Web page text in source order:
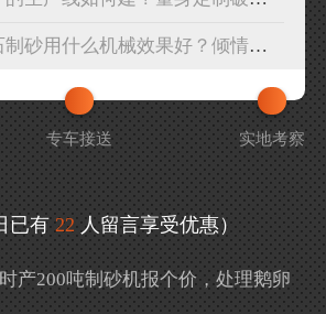
砂用什么机械效果好？倾情推荐
专车接送 实地考察
已有 22 人留言享受优惠）
产200吨制砂机报个价，处理鹅卵